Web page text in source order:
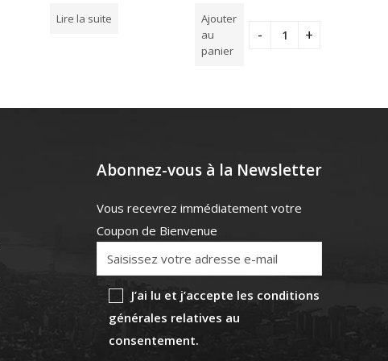
5Lire la suite 5Ajouter
au
panier
Abonnez-vous à la Newsletter
Vous recevrez immédiatement votre
Coupon de Bienvenue
J’ai lu et j’accepte les conditions
générales relatives au
consentement.